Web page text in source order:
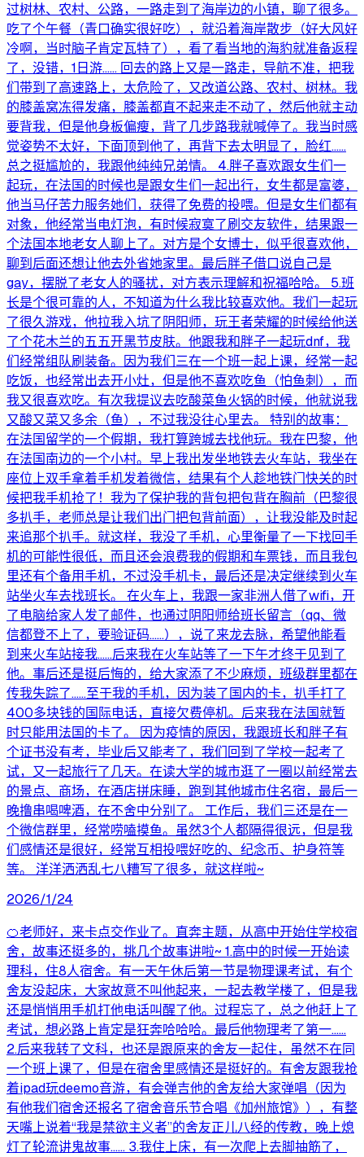
过树林、农村、公路，一路走到了海岸边的小镇，聊了很多。
吃了个午餐（青口确实很好吃），就沿着海岸散步（好大风好
冷啊，当时脑子肯定瓦特了），看了看当地的海豹就准备返程
了，没错，1日游…… 回去的路上又是一路走，导航不准，把我
们带到了高速路上，太危险了，又改道公路、农村、树林。我
的膝盖窝冻得发痛，膝盖都直不起来走不动了，然后他就主动
要背我，但是他身板偏瘦，背了几步路我就喊停了。我当时感
觉姿势不太好，下面顶到他了，再背下去太明显了，脸红……
总之挺尴尬的，我跟他纯纯兄弟情。 4.胖子喜欢跟女生们一
起玩，在法国的时候也是跟女生们一起出行，女生都是富婆，
他当马仔苦力服务她们，获得了免费的投喂。但是女生们都有
对象，他经常当电灯泡，有时候寂寞了刷交友软件，结果跟一
个法国本地老女人聊上了。对方是个女博士，似乎很喜欢他，
聊到后面还想让他去外省她家里。最后胖子借口说自己是
gay，摆脱了老女人的骚扰，对方表示理解和祝福哈哈。 5.班
长是个很可靠的人，不知道为什么我比较喜欢他。我们一起玩
了很久游戏，他拉我入坑了阴阳师，玩王者荣耀的时候给他送
了个花木兰的五五开黑节皮肤。他跟我和胖子一起玩dnf，我
们经常组队刷装备。因为我们三在一个班一起上课，经常一起
吃饭，也经常出去开小灶，但是他不喜欢吃鱼（怕鱼刺），而
我又很喜欢吃。有次我提议去吃酸菜鱼火锅的时候，他就说我
又酸又菜又多余（鱼），不过我没往心里去。 特别的故事：
在法国留学的一个假期，我打算跨城去找他玩。我在巴黎，他
在法国南边的一个小村。早上我出发坐地铁去火车站，我坐在
座位上双手拿着手机发着微信，结果有个人趁地铁门快关的时
候把我手机抢了！我为了保护我的背包把包背在胸前（巴黎很
多扒手，老师总是让我们出门把包背前面），让我没能及时起
来追那个扒手。就这样，我没了手机，心里衡量了一下找回手
机的可能性很低，而且还会浪费我的假期和车票钱，而且我包
里还有个备用手机，不过没手机卡，最后还是决定继续到火车
站坐火车去找班长。 在火车上，我跟一家非洲人借了wifi，开
了电脑给家人发了邮件，也通过阴阳师给班长留言（qq、微
信都登不上了，要验证码……），说了来龙去脉，希望他能看
到来火车站接我……后来我在火车站等了一下午才终于见到了
他。事后还是挺后悔的，给大家添了不少麻烦，班级群里都在
传我失踪了……至于我的手机，因为装了国内的卡，扒手打了
400多块钱的国际电话，直接欠费停机。后来我在法国就暂
时只能用法国的卡了。 因为疫情的原因，我跟班长和胖子有
个证书没有考，毕业后又能考了，我们回到了学校一起考了
试，又一起旅行了几天。在读大学的城市逛了一圈以前经常去
的景点、商场，在酒店拼床睡，跑到其他城市住名宿，最后一
晚撸串喝啤酒，在不舍中分别了。 工作后，我们三还是在一
个微信群里，经常唠嗑摸鱼。虽然3个人都隔得很远，但是我
们感情还是很好，经常互相投喂好吃的、纪念币、护身符等
等。 洋洋洒洒乱七八糟写了很多，就这样啦~
2026/1/24
🍊老师好，来卡点交作业了。直奔主题，从高中开始住学校宿
舍，故事还挺多的，挑几个故事讲啦~ 1.高中的时候一开始读
理科，住8人宿舍。有一天午休后第一节是物理课考试，有个
舍友没起床，大家故意不叫他起来，一起去教学楼了，但是我
还是悄悄用手机打他电话叫醒了他。过程忘了，总之他赶上了
考试，想必路上肯定是狂奔哈哈哈。最后他物理考了第一……
2.后来我转了文科，也还是跟原来的舍友一起住，虽然不在同
一个班上课了，但是在宿舍里感情还是挺好的。有舍友跟我抢
着ipad玩deemo音游，有会弹吉他的舍友给大家弹唱（因为
有他我们宿舍还报名了宿舍音乐节合唱《加州旅馆》），有整
天嘴上说着“我是禁欲主义者”的舍友正儿八经的传教，晚上熄
灯了轮流讲鬼故事…… 3.我住上床，有一次爬上去脚抽筋了，